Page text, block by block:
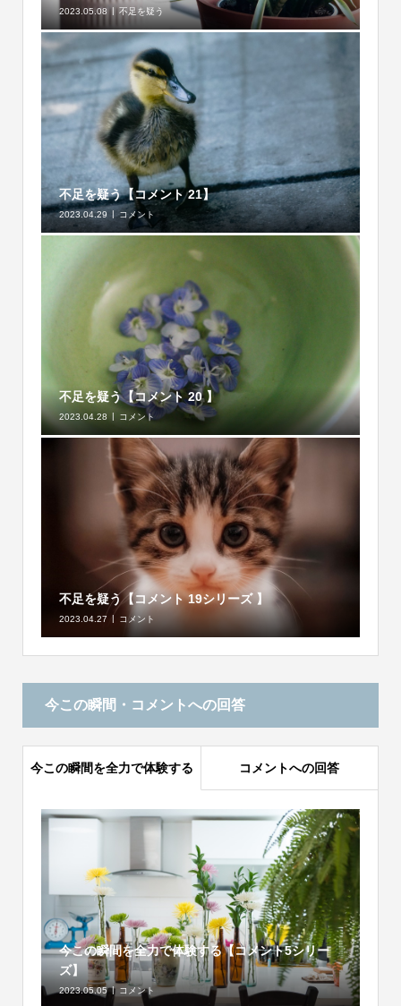
2023.05.08 不足を疑う
不足を疑う【コメント 21】
2023.04.29 コメント
不足を疑う【コメント 20 】
2023.04.28 コメント
不足を疑う【コメント 19シリーズ 】
2023.04.27 コメント
今この瞬間・コメントへの回答
今この瞬間を全力で体験する コメントへの回答
今この瞬間を全力で体験する【コメント5シリー
ズ】
2023.05.05 コメント